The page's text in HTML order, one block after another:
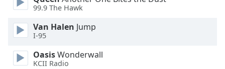
Size
Text
Edge
Style
99.9 The Hawk
Van Halen Jump
I-95
OasisWonderwall
KCII Radio